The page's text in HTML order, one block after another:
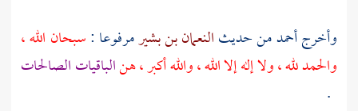
وأخرجأحمدمن حديثالنعمان بن بشيرمرفوعا :سبحان الله ،
والحمد لله ، ولا إله إلا الله ، والله أكبر ، هنالباقيات الصالحات
.